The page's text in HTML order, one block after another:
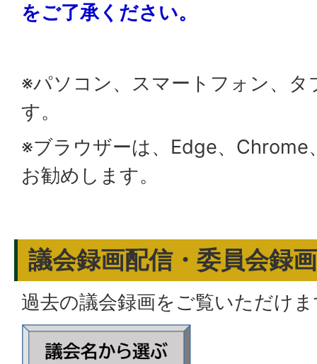
をご了承ください。
※パソコン、スマートフォン、
す。
※ブラウザーは、Edge、Chrome
お勧めします。
議会録画配信・委員会録
過去の議会録画をご覧いただけ